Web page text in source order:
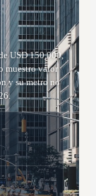
USD 150.000,
muestro valor
y su metro no